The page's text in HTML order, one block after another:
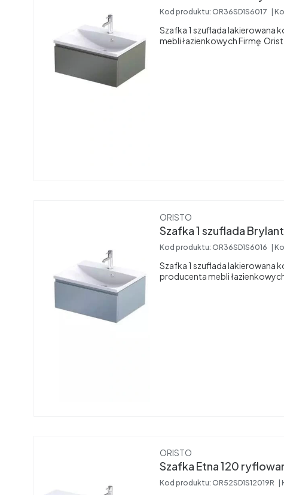
Kod produktu: OR36SD1S6017
Szafka 1 szuflada
mebli łazienkowych Firmę
Producent
ORISTO
Szafka 1 szuflada
Kod produktu: OR36SD1S6016
Szafka 1 szuflada lakierowana
producenta mebli
Producent
ORISTO
Szafka Etna 120
Kod produktu: OR52SD1S12019R